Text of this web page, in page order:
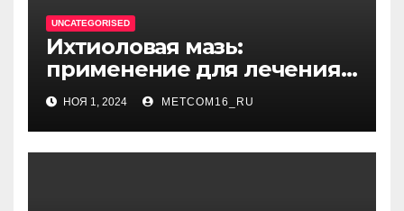
UNCATEGORISED
Ихтиоловая мазь:
применение для лечения
фурункулов
НОЯ 1, 2024 METCOM16_RU